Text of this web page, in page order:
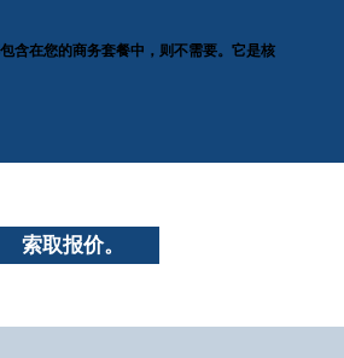
含在您的商务套餐中，则不需要。它是核
索取报价。